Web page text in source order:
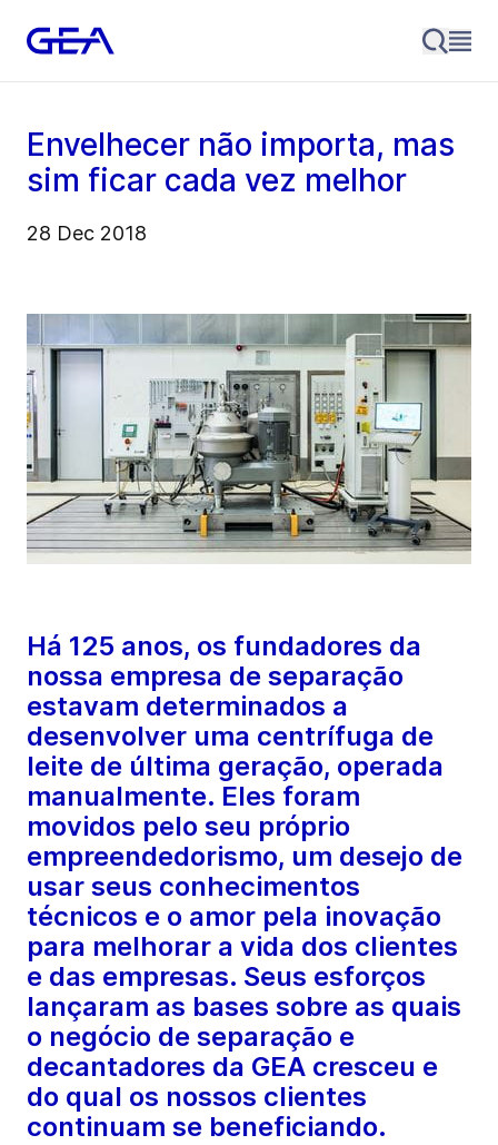
Envelhecer não importa, mas
sim ficar cada vez melhor
28 Dec 2018
Há 125 anos, os fundadores da
nossa empresa de separação
estavam determinados a
desenvolver uma centrífuga de
leite de última geração, operada
manualmente. Eles foram
movidos pelo seu próprio
empreendedorismo, um desejo de
usar seus conhecimentos
técnicos e o amor pela inovação
para melhorar a vida dos clientes
e das empresas. Seus esforços
lançaram as bases sobre as quais
o negócio de separação e
decantadores da GEA cresceu e
do qual os nossos clientes
continuam se beneficiando.